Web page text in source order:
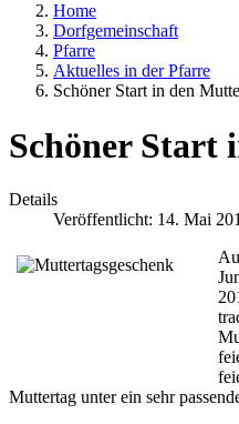
Home
Dorfgemeinschaft
Pfarre
Aktuelles in der Pfarre
Schöner Start in den
Schöner Start
Details
Veröffentlicht: 14. Mai
Muttertag unter ein sehr